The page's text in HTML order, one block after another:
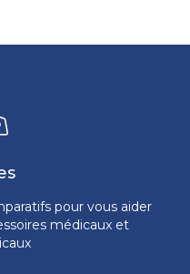
pour vous aider
médicaux et